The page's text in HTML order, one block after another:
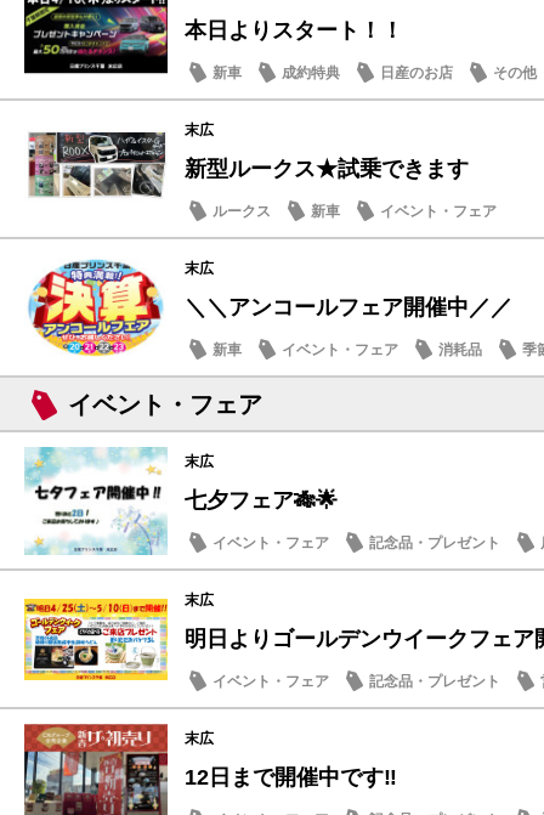
本日よりスタート！！
新車 成約特典 日産のお店 その他
末広
新型ルークス★試乗できます
ルークス 新車 イベント・フェア
末広
＼＼アンコールフェア開催中／／
新車 イベント・フェア 消耗品 季
イベント・フェア
末広
七夕フェア🎋🌟
イベント・フェア 記念品・プレゼント
末広
明日よりゴールデンウイークフェア
イベント・フェア 記念品・プレゼント
その他
末広
12日まで開催中です‼️